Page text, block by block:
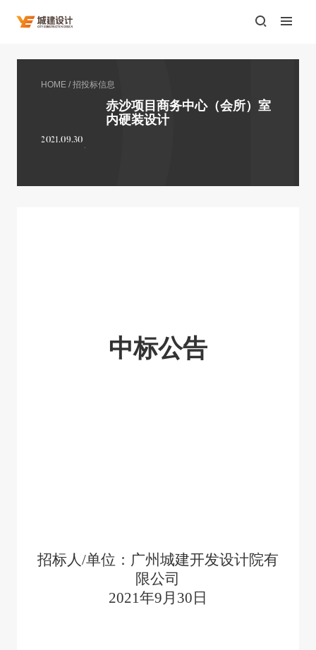
HOME /招投标信息
2021.09.30
赤沙项目商务中心（会所）室
内硬装设计
中标公告
招标人/单位：广州城建开发设计院有
限公司
2021年9月30日